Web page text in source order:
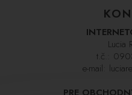
Lucia
t.č.:
e-mail: